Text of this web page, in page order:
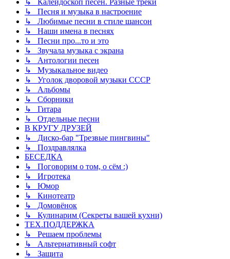
↳ Калейдоскоп песен. Разные треки
↳ Песня и музыка в настроение
↳ Любимые песни в стиле шансон
↳ Наши имена в песнях
↳ Песни про...то и это
↳ Звучала музыка с экрана
↳ Антологии песен
↳ Музыкальное видео
↳ Уголок дворовой музыки СССР
↳ Альбомы
↳ Сборники
↳ Гитара
↳ Отдельные песни
В КРУГУ ДРУЗЕЙ
↳ Диско-бар "Трезвые пингвины"
↳ Поздравлялка
БЕСЕДКА
↳ Поговорим о том, о сём :)
↳ Игротека
↳ Юмор
↳ Кинотеатр
↳ Домовёнок
↳ Кулинарим (Секреты вашей кухни)
ТЕХ.ПОДДЕРЖКА
↳ Решаем проблемы
↳ Альтернативный софт
↳ Защита